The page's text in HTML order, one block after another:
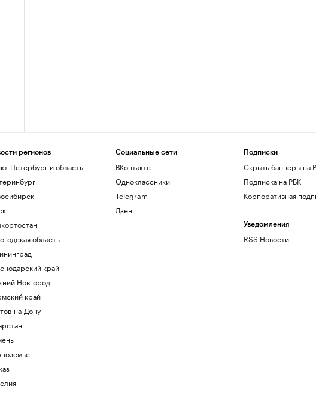
регионов
Петербург и область
область
край
Новгород
край
на-Дону
Социальные сети
ВКонтакте
Одноклассники
Telegram
Дзен
Подписки
Скрыть баннеры на
Подписка на РБК
Корпоративная
Уведомления
RSS Новости